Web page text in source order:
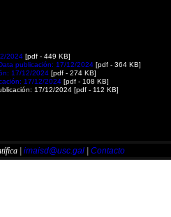
2024 [pdf - 449 KB]
publicación: 17/12/2024 [pdf - 364 KB]
17/12/2024 [pdf - 274 KB]
17/12/2024 [pdf - 108 KB]
17/12/2024 [pdf - 112 KB]
| imaisd@usc.gal| Contacto